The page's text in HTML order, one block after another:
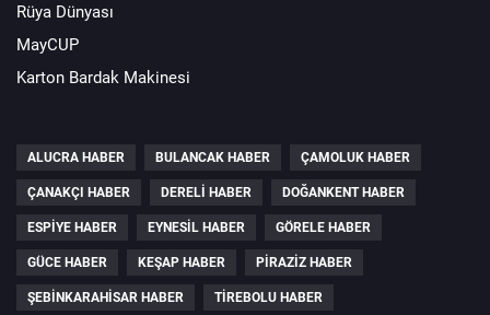
Rüya Dünyası
MayCUP
Karton Bardak Makinesi
ALUCRA HABER BULANCAK HABER ÇAMOLUK HABER
ÇANAKÇI HABER DERELI HABER DOĞANKENT HABER
ESPIYE HABER EYNESIL HABER GÖRELE HABER
GÜCE HABER KEŞAP HABER PIRAZIZ HABER
ŞEBINKARAHISAR HABER TIREBOLU HABER